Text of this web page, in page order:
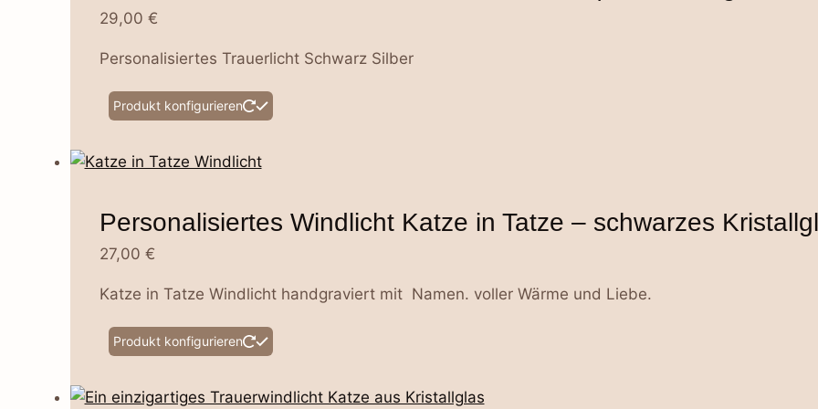
29,00 €
Personalisiertes Trauerlicht Schwarz Silber
Produkt konfigurieren
Personalisiertes Windlicht Katze in Tatze – schwarzes
27,00 €
Katze in Tatze Windlicht handgraviert mit Namen. voller Wärme und Liebe.
Produkt konfigurieren